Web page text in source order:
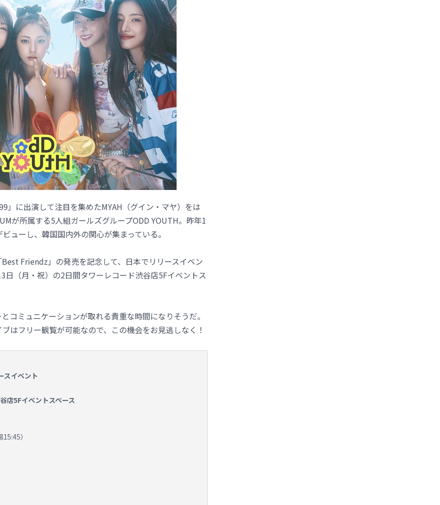
」に出演して注目を集めたMYAH（グイン・マヤ）をは
が所属する5人組ガールズグループODD YOUTH。昨年1
ューし、韓国国内外の関心が集まっている。
Friendz」の発売を記念して、日本でリリースイベン
日（月・祝）の2日間タワーレコード渋谷店5Fイベントス
コミュニケーションが取れる貴重な時間になりそうだ。
はフリー観覧が可能なので、この機会をお見逃しなく！
スイベント
5Fイベントスペース
）